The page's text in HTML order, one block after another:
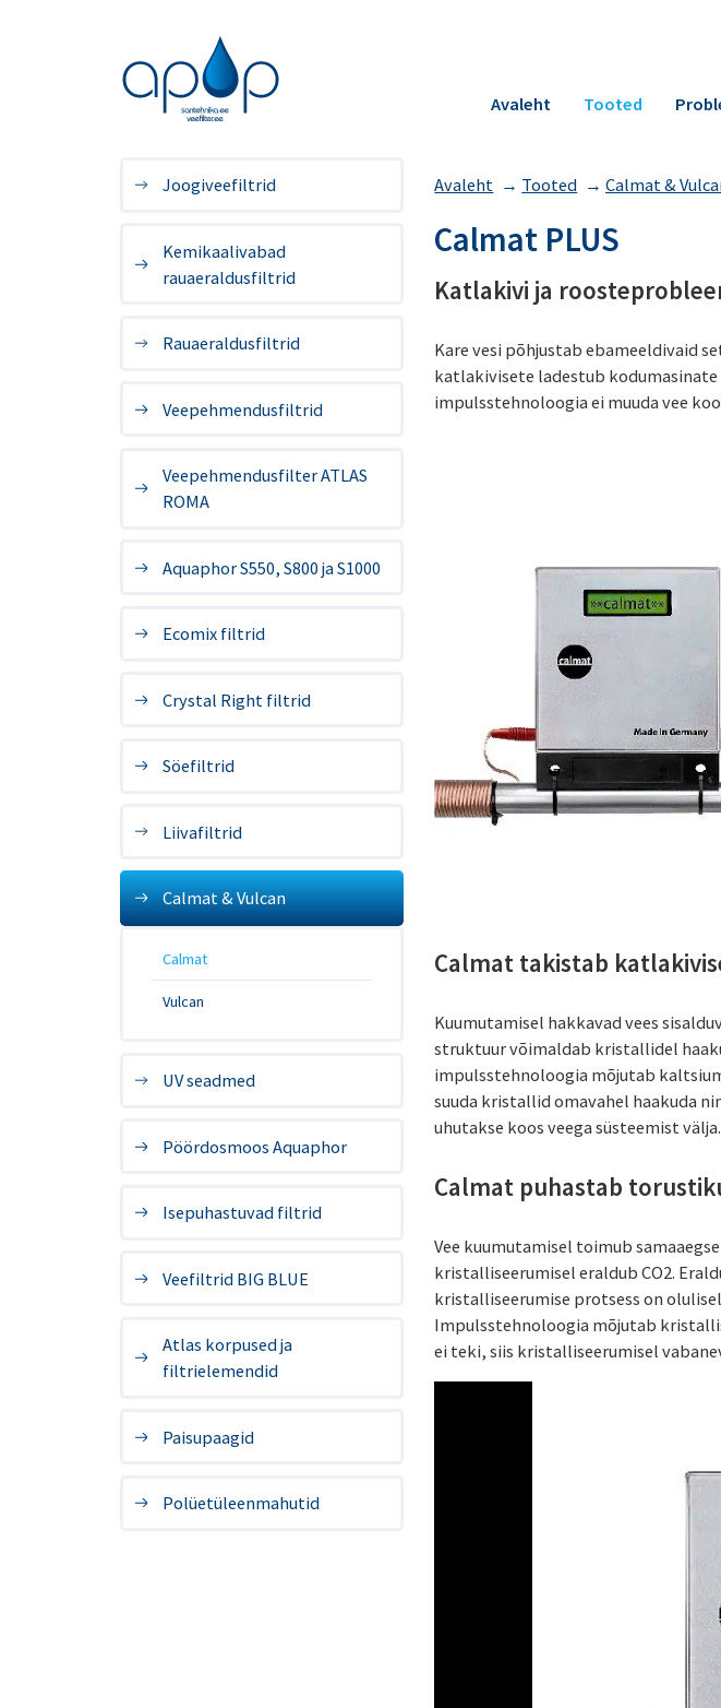
Avaleht Tooted
Joogiveefiltrid
Kemikaalivabad
rauaeraldusfiltrid
Rauaeraldusfiltrid
Veepehmendusfiltrid
Veepehmendusfilter ATLAS
ROMA
Aquaphor S550, S800 ja S1000
Ecomix filtrid
Crystal Right filtrid
Söefiltrid
Liivafiltrid
Calmat & Vulcan
Calmat
Vulcan
UV seadmed
Pöördosmoos Aquaphor
Isepuhastuvad filtrid
Veefiltrid BIG BLUE
Atlas korpused ja
filtrielemendid
Paisupaagid
Polüetüleenmahutid
Avaleht → Tooted →Calmat &
Calmat PLUS
Katlakivi ja
Kare vesi põhjustab ebameeldivaid
katlakivisete ladestub
impulsstehnoloogia ei muuda vee
Calmat takistab
Kuumutamisel hakkavad vees
struktuur võimaldab kristallidel
impulsstehnoloogia mõjutab
suuda kristallid omavahel haakuda
uhutakse koos veega süsteemist välja.
Calmat puhastab
Vee kuumutamisel toimub
kristalliseerumisel eraldub CO2.
kristalliseerumise protsess on
Impulsstehnoloogia mõjutab
ei teki, siis kristalliseerumisel